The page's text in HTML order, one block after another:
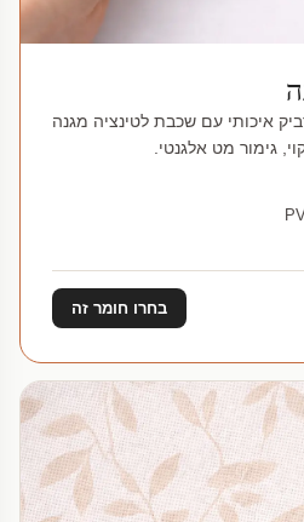
איכותי עם שכבת לטינציה מגנה
גימור מט אלגנטי.
בחרו חומר זה